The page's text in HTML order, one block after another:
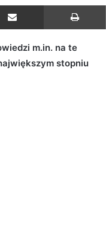
Udostępnij przez Email
m.in. na te
stopniu